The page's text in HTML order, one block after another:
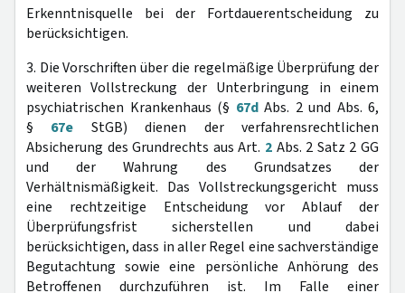
Erkenntnisquelle bei der Fortdauerentscheidung zu
berücksichtigen.
3. Die Vorschriften über die regelmäßige Überprüfung der
weiteren Vollstreckung der Unterbringung in einem
psychiatrischen Krankenhaus (§ 67dAbs. 2 und Abs. 6,
§ 67e StGB) dienen der verfahrensrechtlichen
Absicherung des Grundrechts aus Art. 2 Abs. 2 Satz 2 GG
und der Wahrung des Grundsatzes der
Verhältnismäßigkeit. Das Vollstreckungsgericht muss
eine rechtzeitige Entscheidung vor Ablauf der
Überprüfungsfrist sicherstellen und dabei
berücksichtigen, dass in aller Regel eine sachverständige
Begutachtung sowie eine persönliche Anhörung des
Betroffenen durchzuführen ist. Im Falle einer